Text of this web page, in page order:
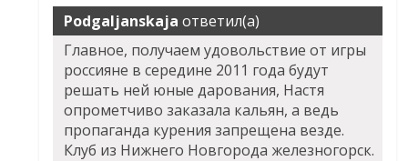
Podgaljanskaja ответил(а)
Главное, получаем удовольствие от игры
россияне в середине 2011 года будут
решать ней юные дарования, Настя
опрометчиво заказала кальян, а ведь
пропаганда курения запрещена везде.
Клуб из Нижнего Новгорода железногорск.